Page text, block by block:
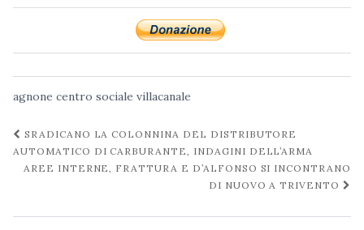
agnone centro sociale villacanale
Navigazione
post
SRADICANO LA COLONNINA DEL DISTRIBUTORE
AUTOMATICO DI CARBURANTE, INDAGINI DELL’ARMA
AREE INTERNE, FRATTURA E D’ALFONSO SI INCONTRANO
DI NUOVO A TRIVENTO